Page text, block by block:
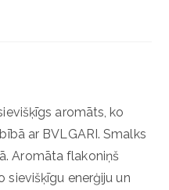
aromāts, ko
ar BVLGARI. Smalks
Aromāta flakoniņš
sievišķīgu enerģiju un